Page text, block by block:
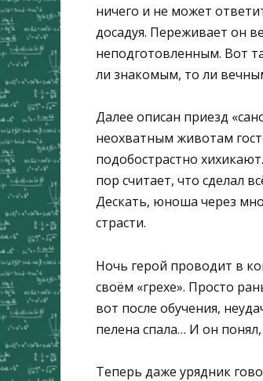
ничего и не может
досадуя. Переживает он
неподготовленным. Вот
ли знакомым, то ли
Далее описан приезд
неохватным животам
подобострастно
пор считает, что сделал
Дескать, юноша через
страсти.
Ночь герой проводит в
своём «грехе». Просто
вот после обучения,
пелена спала… И он
Теперь даже урядник